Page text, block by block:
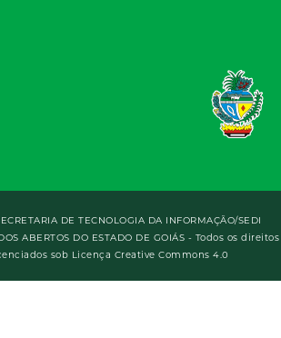
DE TECNOLOGIA DA INFORMAÇÃO/SEDI
ABERTOS DO ESTADO DE GOIÁS - Todos os direitos
sob Licença Creative Commons 4.0